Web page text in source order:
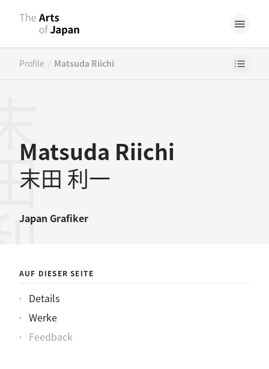
Profile / Matsuda Riichi
Matsuda Riichi
末田 利一
Japan Grafiker
一
AUF DIESER SEITE
Details
Werke
Feedback